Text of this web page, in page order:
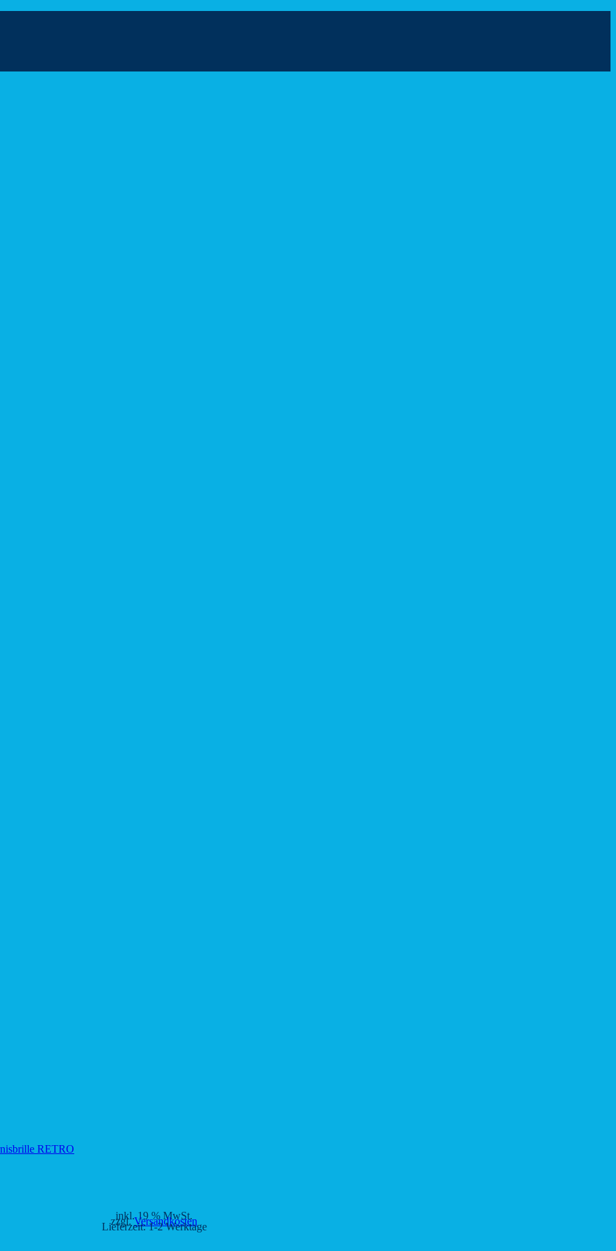
inkl. 19 % MwSt.
zzgl.Versandkosten
Lieferzeit:1-2 Werktage